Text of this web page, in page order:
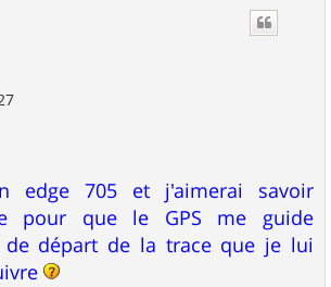
edge 705 et j'aimerai savoir
pour que le GPS me guide
de départ de la trace que je lui